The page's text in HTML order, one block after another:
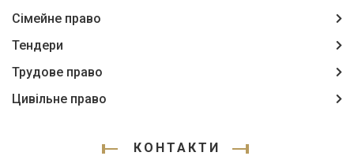
Сімейне право
Тендери
Трудове право
Цивільне право
КОНТАКТИ